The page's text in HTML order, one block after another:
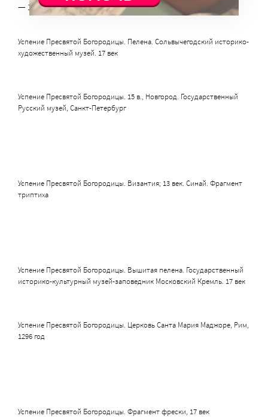
— 17 вв
Успение Пресвятой Богородицы. Пелена. Сольвычегодский историко-
художественный музей. 17 век
Успение Пресвятой Богородицы. 15 в., Новгород. Государственный
Русский музей, Санкт-Петербург
Успение Пресвятой Богородицы. Византия; 13 век. Синай. Фрагмент
триптиха
Успение Пресвятой Богородицы. Вышитая пелена. Государственный
историко-культурный музей-заповедник Московский Кремль. 17 век
Успение Пресвятой Богородицы. Церковь Санта Мария Маджоре, Рим,
1296 год
Успение Пресвятой Богородицы. Фрагмент фрески, 17 век